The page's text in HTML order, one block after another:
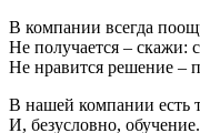
В компании всегда
Не получается – скажи:
Не нравится решение –
В нашей компании есть
И, безусловно,